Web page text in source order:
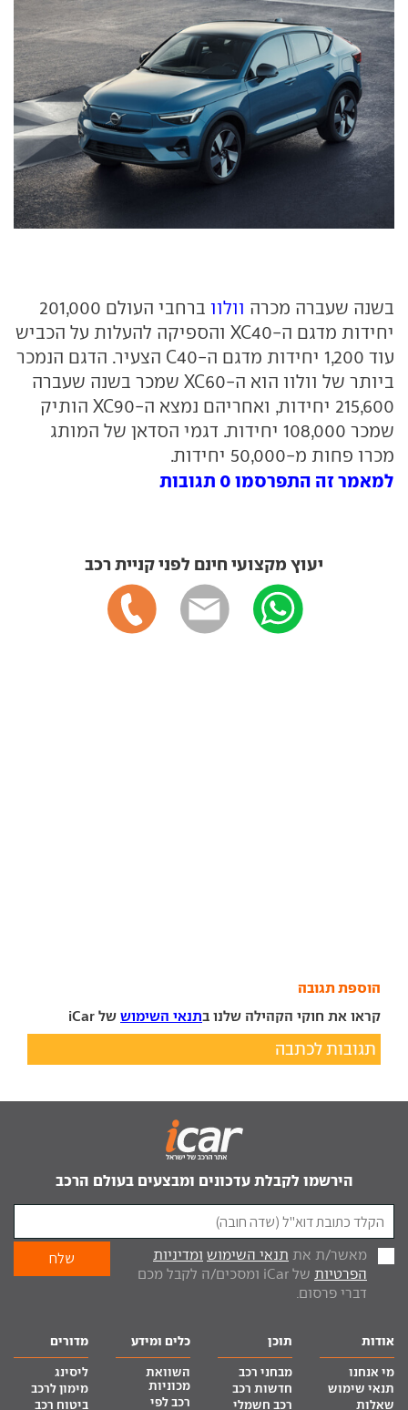
בשנה שעברה מכרה וולוו
ברחבי העולם 201,000
יחידות מדגם ה-XC40 והספיקה להעלות על הכביש
עוד 1,200 יחידות מדגם ה-C40 הצעיר. הדגם הנמכר
ביותר של וולוו הוא ה-XC60 שמכר בשנה שעברה
215,600 יחידות, ואחריהם נמצא ה-XC90 הותיק
שמכר 108,000 יחידות. דגמי הסדאן של המותג
מכרו פחות מ-50,000 יחידות.
למאמר זה התפרסמו 0 תגובות
יעוץ מקצועי חינם לפני קניית רכב
הוספת תגובה
קראו את חוקי הקהילה שלנו בתנאי השימוש של iCar
תגובות לכתבה
הירשמו לקבלת עדכונים ומבצעים בעולם הרכב
מאשר/ת את תנאי השימוש ומדיניות
הפרטיות
של iCar ומסכים/ה לקבל מכם
דברי פרסום.
אודות
מי אנחנו
תנאי שימוש
שאלות
תוכן
מבחני רכב
חדשות רכב
רכב חשמלי
כלים ומידע
השוואת
מכוניות
רכב לפי
מדורים
ליסינג
מימון לרכב
ביטוח רכב